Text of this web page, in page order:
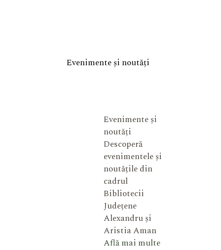
Evenimente și noutăți
Evenimente și
noutăți
Descoperă
evenimentele și
noutățile din
cadrul
Bibliotecii
Județene
Alexandru și
Aristia Aman
Află mai multe